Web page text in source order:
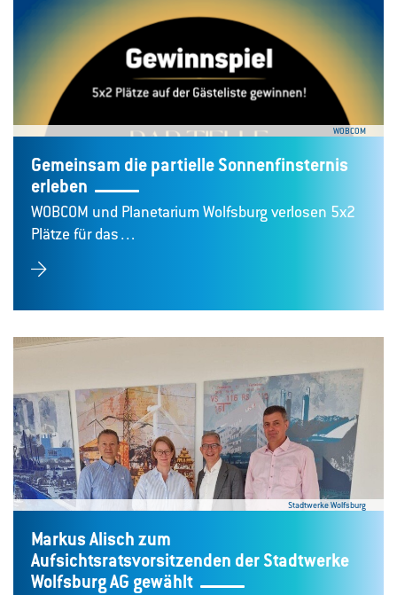
WOBCOM
Gemeinsam die partielle Sonnenfinsternis
erleben
WOBCOM und Planetarium Wolfsburg verlosen 5x2
Plätze für das…
Stadtwerke Wolfsburg
Markus Alisch zum
Aufsichtsratsvorsitzenden der Stadtwerke
Wolfsburg AG gewählt